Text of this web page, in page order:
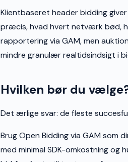
Klientbaseret header bidding
præcis, hvad hvert netværk bød,
rapportering via GAM, men
mindre granulær realtidsindsigt i
Hvilken bør du
Det ærlige svar: de fleste
Brug Open Bidding via GAM som
med minimal SDK-omkostning